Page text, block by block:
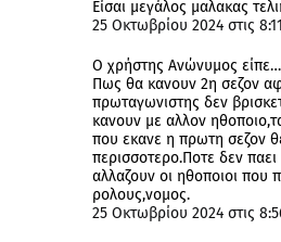
Είσαι μεγάλος μαλακας
25 Οκτωβρίου 2024 στις
Ο χρήστης Ανώνυμος είπε…
Πως θα κανουν 2η σεζον
πρωταγωνιστης δεν
κανουν με αλλον
που εκανε η πρωτη σεζον
περισσοτερο.Ποτε δεν
αλλαζουν οι ηθοποιοι που
ρολους,νομος.
25 Οκτωβρίου 2024 στις